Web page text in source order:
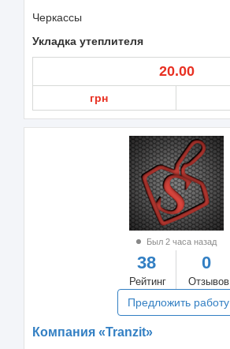
Черкассы
Укладка утеплителя
20.00
грн
Был 2 часа назад
38
Рейтинг
0
Отзывов
Предложить работу
Компания «Tranzit»